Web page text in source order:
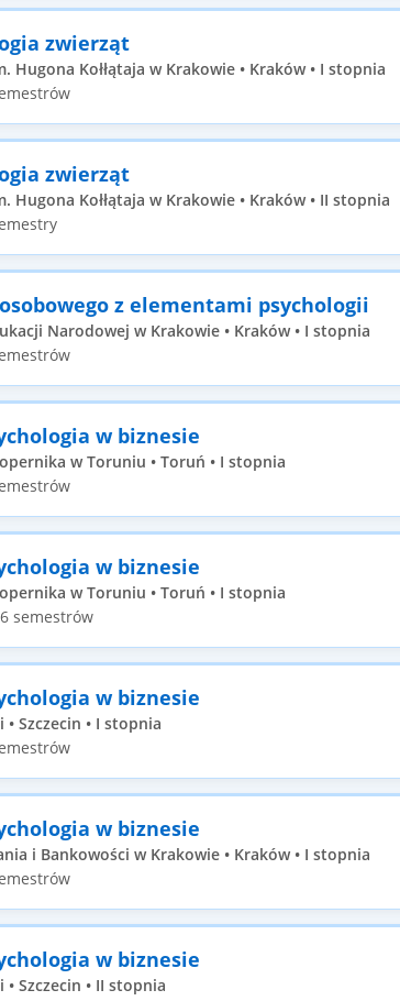
zwierząt
Hugona Kołłątaja w Krakowie • Kraków • I stopnia
zwierząt
Hugona Kołłątaja w Krakowie • Kraków • II stopnia
z elementami psychologii
Narodowej w Krakowie • Kraków • I stopnia
w biznesie
w Toruniu • Toruń • I stopnia
w biznesie
w Toruniu • Toruń • I stopnia
semestrów
w biznesie
Szczecin • I stopnia
w biznesie
i Bankowości w Krakowie • Kraków • I stopnia
w biznesie
Szczecin • II stopnia